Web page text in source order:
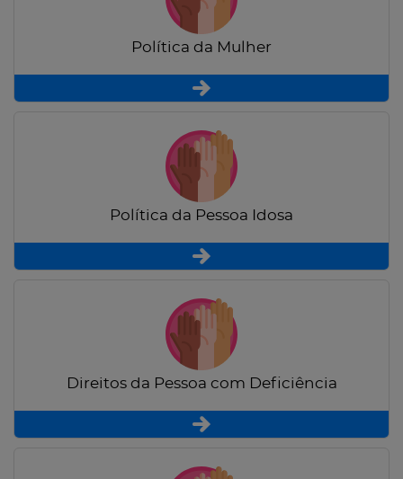
Política da Mulher
Política da Pessoa Idosa
Direitos da Pessoa com Deficiência